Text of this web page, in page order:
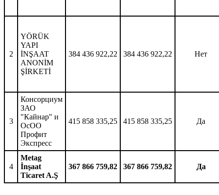
2
YÖRÜK
YAPI
İNŞAAT
ANONİM
ŞİRKETİ
384 436 922,22 384 436 922,22 Нет
3
Консорциум
ЗАО
"Кайнар" и
ОсОО
Профит
Экспресс
415 858 335,25 415 858 335,25 Да
4
Metag
İnşaat
Ticaret A.Ş
367 866 759,82 367 866 759,82 Да